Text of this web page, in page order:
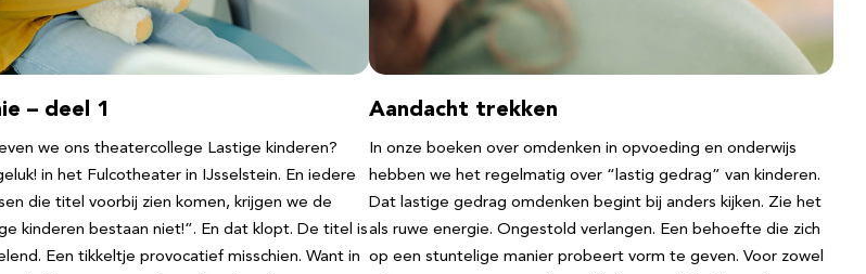
– deel 1
we ons theatercollege Lastige kinderen?
in het Fulcotheater in IJsselstein. En iedere
die titel voorbij zien komen, krijgen we de
kinderen bestaan niet!”. En dat klopt. De titel is
Een tikkeltje provocatief misschien. Want in
Aandacht trekken
In onze boeken over omdenken in opvoeding en onderwijs
hebben we het regelmatig over “lastig gedrag” van kinderen.
Dat lastige gedrag omdenken begint bij anders kijken. Zie het
als ruwe energie. Ongestold verlangen. Een behoefte die zich
op een stuntelige manier probeert vorm te geven. Voor zowel